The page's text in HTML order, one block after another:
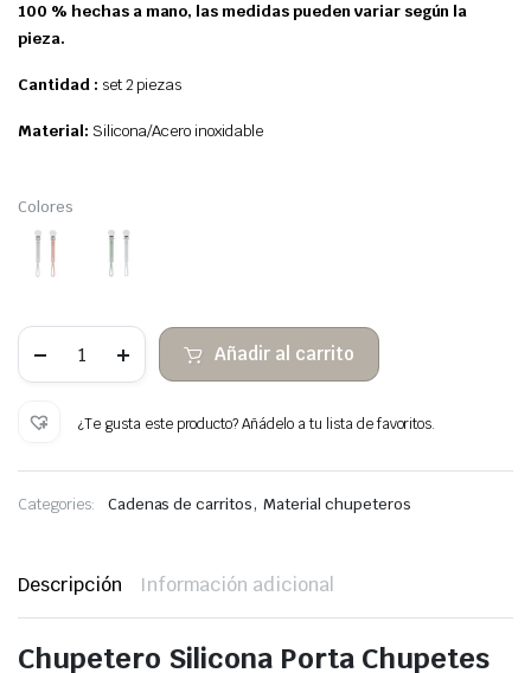
100 % hechas a mano, las medidas pueden variar según la
pieza.
Cantidad : set 2 piezas
Material: Silicona/Acero inoxidable
Colores
2PCS
Chupetero
Porta
Chupetes
Añadir al carrito
¿Te gusta este producto? Añádelo a tu lista de favoritos.
Categories: Cadenas de carritos,Material chupeteros
Descripción Información adicional
Chupetero Silicona Porta Chupetes